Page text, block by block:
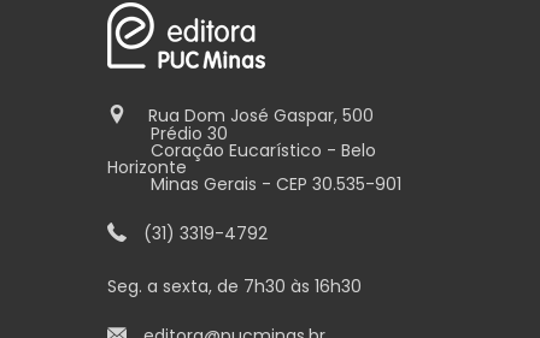
Rua Dom José Gaspar, 500
Prédio 30
Coração Eucarístico - Belo
Horizonte
Minas Gerais - CEP 30.535-901
(31) 3319-4792
Seg. a sexta, de 7h30 às 16h30